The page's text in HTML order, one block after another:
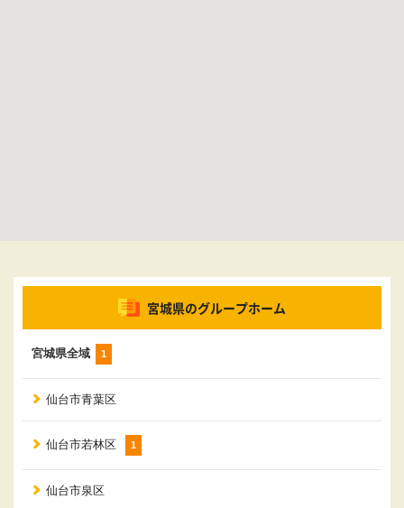
宮城県のグループホーム
宮城県全域 1
仙台市青葉区
仙台市若林区 1
仙台市泉区